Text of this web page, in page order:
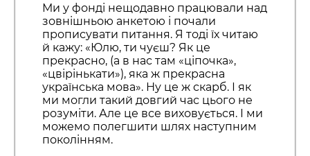
Ми у фонді нещодавно працювали над
зовнішньою анкетою і почали
прописувати питання. Я тоді їх читаю
й кажу: «Юлю, ти чуєш? Як це
прекрасно, (а в нас там «ціпочка»,
«цвірінькати»), яка ж прекрасна
українська мова». Ну це ж скарб. І як
ми могли такий довгий час цього не
розуміти. Але це все виховується. І ми
можемо полегшити шлях наступним
поколінням.